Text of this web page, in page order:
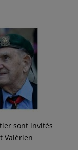
sont invités
Valérien